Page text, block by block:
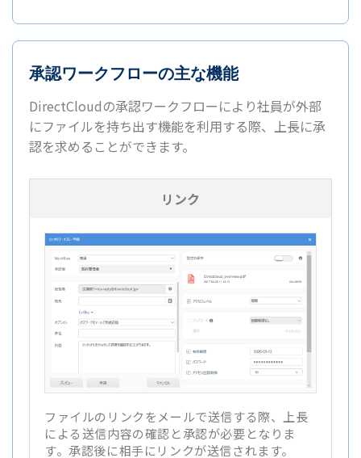
承認ワークフローの主な機能
DirectCloudの承認ワークフローにより社員が外部
にファイルを持ち出す機能を利用する際、上長に承
認を求めることができます。
リンク
ファイルのリンクをメールで送信する際、上長
による送信内容の確認と承認が必要となりま
す。承認後に相手にリンクが送信されます。